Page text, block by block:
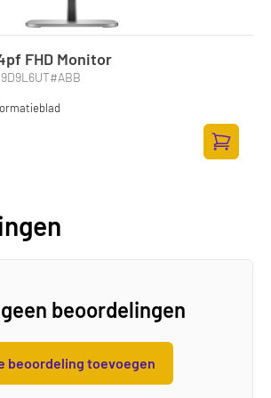
FHD Monitor
9D9L6UT#ABB
beoordelingen
beoordeling toevoegen